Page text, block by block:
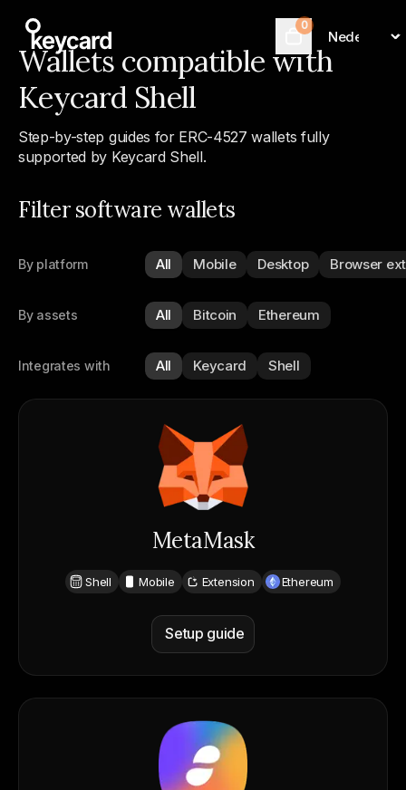
Cart
0
Language
Wallets compatible with
Keycard Shell
Step-by-step guides for ERC-4527 wallets fully
supported by Keycard Shell.
Filter software wallets
By platform All Mobile Desktop Browser
By assets All Bitcoin Ethereum
Integrates with All Keycard Shell
MetaMask
Shell Mobile Extension Ethereum
Setup guide